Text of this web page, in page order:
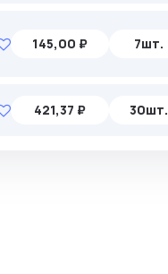
145,00 ₽ 7шт.
421,37 ₽ 30шт.